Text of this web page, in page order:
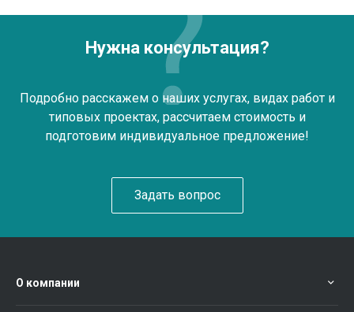
Нужна консультация?
Подробно расскажем о наших услугах, видах работ и
типовых проектах, рассчитаем стоимость и
подготовим индивидуальное предложение!
Задать вопрос
О компании